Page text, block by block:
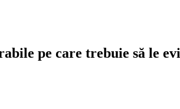
pe care trebuie să le